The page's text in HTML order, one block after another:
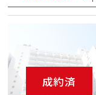
成約済